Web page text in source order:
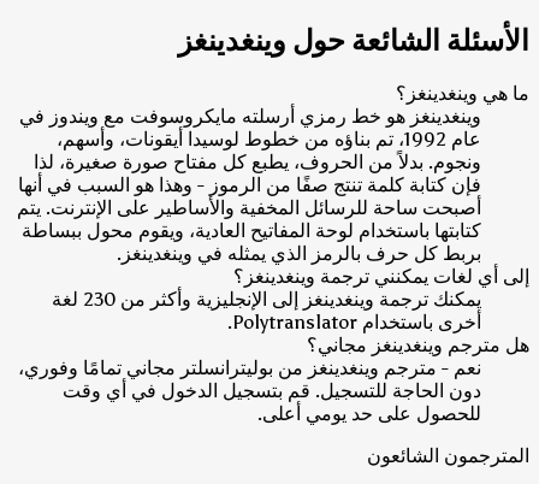
الأسئلة الشائعة حول وينغدينغز
ما هي وينغدينغز؟
وينغدينغز هو خط رمزي أرسلته مايكروسوفت مع ويندوز في
عام 1992، تم بناؤه من خطوط لوسيدا أيقونات، وأسهم،
ونجوم. بدلاً من الحروف، يطبع كل مفتاح صورة صغيرة، لذا
فإن كتابة كلمة تنتج صفًا من الرموز - وهذا هو السبب في أنها
أصبحت ساحة للرسائل المخفية والأساطير على الإنترنت. يتم
كتابتها باستخدام لوحة المفاتيح العادية، ويقوم محول ببساطة
بربط كل حرف بالرمز الذي يمثله في وينغدينغز.
إلى أي لغات يمكنني ترجمة وينغدينغز؟
يمكنك ترجمة وينغدينغز إلى الإنجليزية وأكثر من 230 لغة
أخرى باستخدام Polytranslator.
هل مترجم وينغدينغز مجاني؟
نعم - مترجم وينغدينغز من بوليترانسلتر مجاني تمامًا وفوري،
دون الحاجة للتسجيل. قم بتسجيل الدخول في أي وقت
للحصول على حد يومي أعلى.
المترجمون الشائعون